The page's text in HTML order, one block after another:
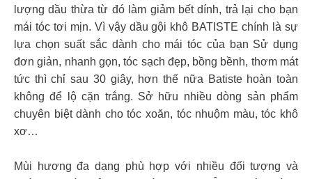
lượng dầu thừa từ đó làm giảm bết dính, trả lại cho bạn
mái tóc tơi mịn. Vì vậy dầu gội khô BATISTE chính là sự
lựa chọn suất sắc dành cho mái tóc của bạn Sử dụng
đơn giản, nhanh gọn, tóc sạch đẹp, bồng bềnh, thơm mát
tức thì chỉ sau 30 giây, hơn thế nữa Batiste hoàn toàn
không để lộ cặn trắng. Sở hữu nhiều dòng sản phẩm
chuyên biệt dành cho tóc xoăn, tóc nhuộm màu, tóc khô
xơ…
Mùi hương đa dạng phù hợp với nhiều đối tượng và